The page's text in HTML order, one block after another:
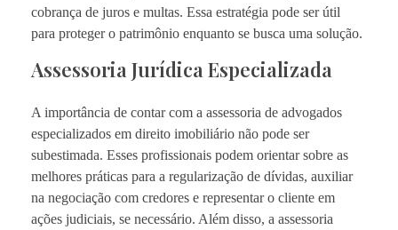
cobrança de juros e multas. Essa estratégia pode ser útil
para proteger o patrimônio enquanto se busca uma solução.
Assessoria Jurídica Especializada
A importância de contar com a assessoria de advogados
especializados em direito imobiliário não pode ser
subestimada. Esses profissionais podem orientar sobre as
melhores práticas para a regularização de dívidas, auxiliar
na negociação com credores e representar o cliente em
ações judiciais, se necessário. Além disso, a assessoria